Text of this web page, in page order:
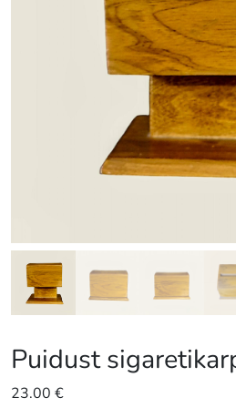
Puidust
23.00 €